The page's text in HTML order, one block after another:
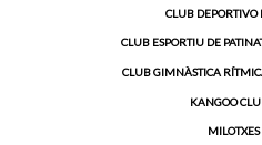
CLUB
CLUB ESPORTIU DE
CLUB GIMNÀSTICA
KANGOO